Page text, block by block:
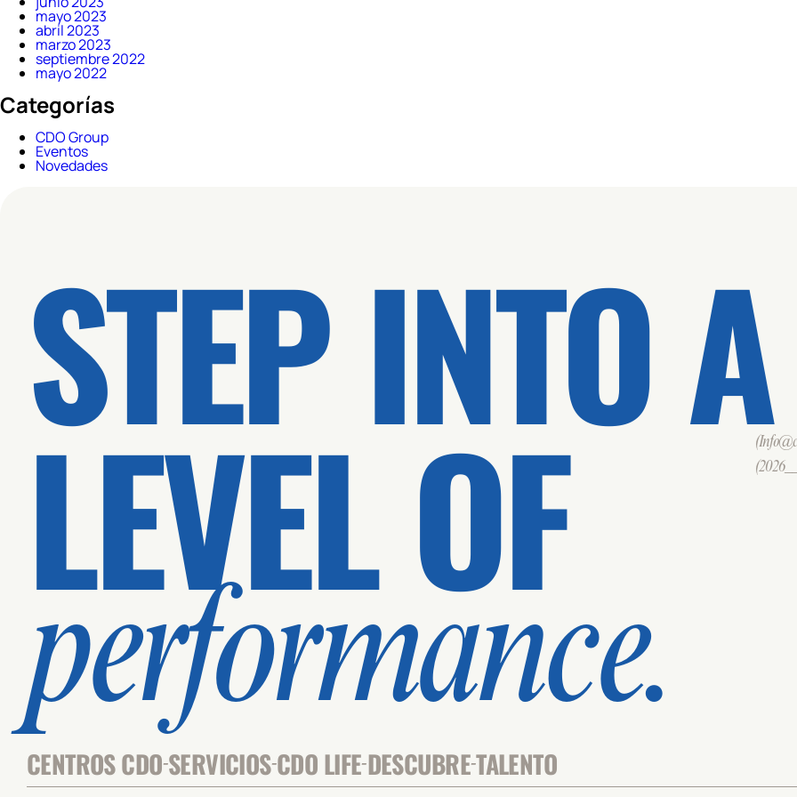
mayo 2023
abril 2023
marzo 2023
septiembre 2022
mayo 2022
Categorías
CDO Group
Eventos
Novedades
STEP INTO
LEVEL OF
performance.
CENTROS CDO-SERVICIOS-CDO LIFE-DESCUBRE-TALENTO